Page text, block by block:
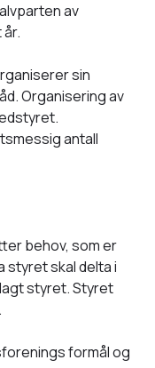
av
sin
Organisering av
antall
behov, som er
skal delta i
styret. Styret
formål og